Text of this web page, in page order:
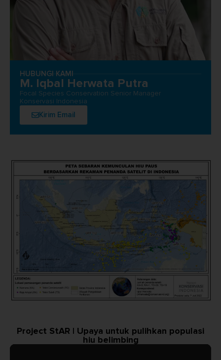
HUBUNGI KAMI
M. Iqbal Herwata Putra
Focal Species Conservation Senior Manager
Konservasi Indonesia
Kirim Email
Project StAR | Upaya untuk pulihkan populasi
hiu belimbing